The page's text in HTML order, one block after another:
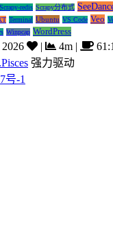
Scrapy-redis Scrapy分布式
Terminal Ubuntu VS Code Veo
Winpcap WordPress
2026 | 4m |
强力驱动
号-1